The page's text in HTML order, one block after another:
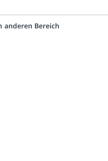
anderen Bereich